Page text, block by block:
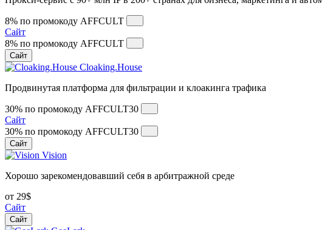
8% по промокоду AFFCULT
Сайт
8% по промокоду AFFCULT
Сайт
Cloaking.House
Продвинутая платформа для фильтрации и клоакинга трафика
30% по промокоду AFFCULT30
Сайт
30% по промокоду AFFCULT30
Сайт
Vision
Хорошо зарекомендовавший себя в арбитражной среде
от 29$
Сайт
Сайт